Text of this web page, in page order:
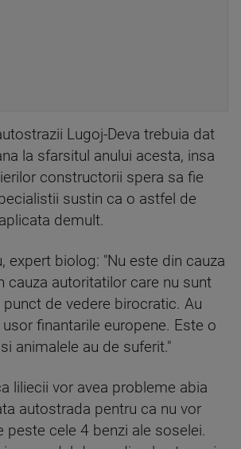
Lugoj-Deva trebuia dat
la sfarsitul anului acesta, insa
constructorii spera sa fie
sustin ca o astfel de
demult.
expert biolog: "Nu este din cauza
cauza autoritatilor care nu sunt
de vedere birocratic. Au
finantarile europene. Este o
animalele au de suferit."
liliecii vor avea probleme abia
autostrada pentru ca nu vor
peste cele 4 benzi ale soselei.